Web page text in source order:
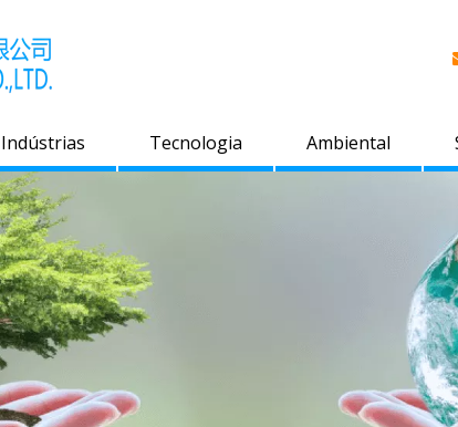
Indústrias Tecnologia Ambiental